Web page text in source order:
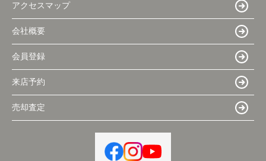
アクセスマップ
会社概要
会員登録
来店予約
売却査定